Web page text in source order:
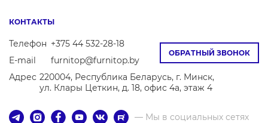
ОБРАТНЫЙ ЗВОНОК
КОНТАКТЫ
Телефон +375 44 532-28-18
E-mail
furnitop@furnitop.by
Адрес 220004, Республика Беларусь, г. Минск,
ул. Клары Цеткин, д. 18, офис 4а, этаж 4
— Мы в социальных сетях